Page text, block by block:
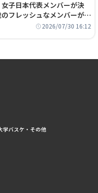
女子日本代表メンバーが決
フレッシュなメンバーが日
を狙う
2026/07/30 16:12
学バスケ・その他